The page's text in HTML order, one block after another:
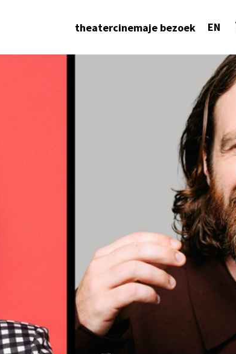
theatercinemaje bezoek EN